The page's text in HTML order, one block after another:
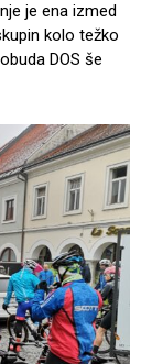
je ena izmed
kolo težko
DOS še